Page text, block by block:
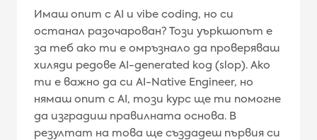
Имаш опит с AI и vibe coding, но си
останал разочарован? Този уъркшопът е
за теб ако ти е омръзнало да проверяваш
хиляди редове AI-generated код (slop). Ако
ти е важно да си AI-Native Engineer, но
нямаш опит с AI, този курс ще ти помогне
да изградиш правилната основа. В
резултат на това ще създадеш първия си